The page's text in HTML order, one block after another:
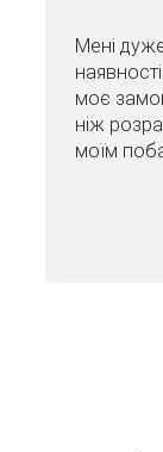
Мені
моє
ніж
моїм